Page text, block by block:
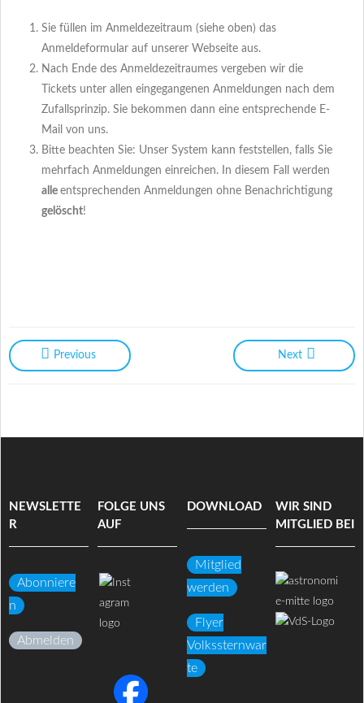
Sie füllen im Anmeldezeitraum (siehe oben) das
Anmeldeformular auf unserer Webseite aus.
Nach Ende des Anmeldezeitraumes vergeben wir die
Tickets unter allen eingegangenen Anmeldungen nach dem
Zufallsprinzip. Sie bekommen dann eine entsprechende E-
Mail von uns.
Bitte beachten Sie: Unser System kann feststellen, falls Sie
mehrfach Anmeldungen einreichen. In diesem Fall werden
alle entsprechenden Anmeldungen ohne Benachrichtigung
gelöscht!
Previous Next
NEWSLETTE
R
Abonniere
n
Abmelden
FOLGE UNS
AUF
DOWNLOAD
Mitglied
werden
Flyer
Volkssternwar
te
WIR SIND
MITGLIED BEI